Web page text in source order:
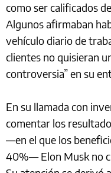
como ser calificados
Algunos afirmaban
vehículo diario de
clientes no quisieran
controversia” en su
En su llamada con
comentar los
—en el que los
40%— Elon Musk no